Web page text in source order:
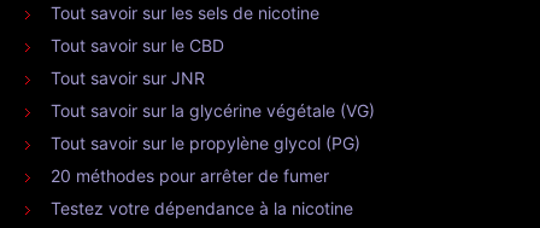
Tout savoir sur les sels de nicotine
Tout savoir sur le CBD
Tout savoir sur JNR
Tout savoir sur la glycérine végétale (VG)
Tout savoir sur le propylène glycol (PG)
20 méthodes pour arrêter de fumer
Testez votre dépendance à la nicotine